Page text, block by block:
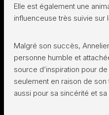
Elle est également une
influenceuse très suivie sur
Malgré son succès,
personne humble et
source d’inspiration pour
seulement en raison de
aussi pour sa sincérité et sa